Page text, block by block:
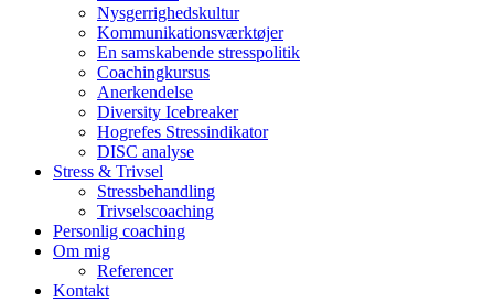
Nysgerrighedskultur
Kommunikationsværktøjer
En samskabende stresspolitik
Coachingkursus
Anerkendelse
Diversity Icebreaker
Hogrefes Stressindikator
DISC analyse
Stress & Trivsel
Stressbehandling
Trivselscoaching
Personlig coaching
Om mig
Referencer
Kontakt